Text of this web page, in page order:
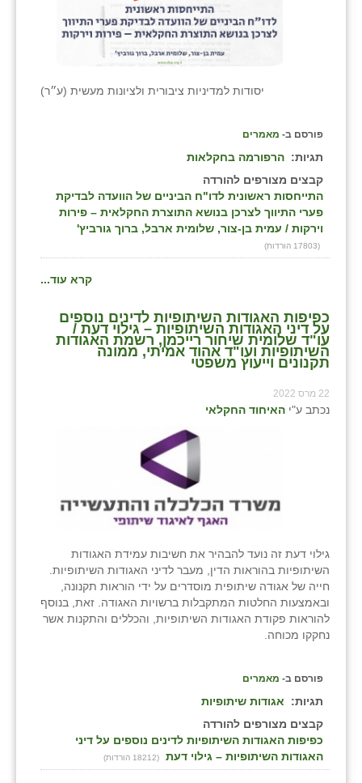
יסודות למדיניות ציבורית ולציונות מעשית (ע״ר)
פורסם ב- מאמרים
תגיות: הרפורמה בחקלאות
קבצים מצורפים להורדה
התייחסות ראשונית לדו"ח הביניים של הוועדה לבדיקת
פערי התיווך לצרכן בנושא התוצרת החקלאית – פירות
וירקות / עמית בן-צור, שלומית ארבל, ברוך גורביץ'
(17803 הורדות)
קרא עוד...
כפיפות האגודות השיתופיות לדינים נוספים
על דיני האגודות השיתופיות – גילוי דעת /
עו"ד שלומית שיחור רייכמן, רשמת האגודות
השיתופיות ועו"ד אהוד אמיתי, ממונה
תקנונים וייעוץ משפטי
22 מרס 2022
נכתב ע"י האיחוד החקלאי
גילוי דעת זה נועד להבהיר את חשיבות עמידת האגודות
השיתופיות בהוראות הדין, מעבר לדיני האגודות השיתופיות.
חייה של אגודה שיתופית מוסדרים על ידי הוראות תקנונה,
ובאמצעות החלטות המתקבלות ברשויות האגודה. זאת, בנוסף
להוראות פקודת האגודות השיתופיות, והכללים והתקנות אשר
נחקקו מכוחה.
פורסם ב- מאמרים
תגיות:
אגודות שיתופיות
קבצים מצורפים להורדה
כפיפות האגודות השיתופיות לדינים נוספים על דיני
האגודות השיתופיות – גילוי דעת
(18212 הורדות)